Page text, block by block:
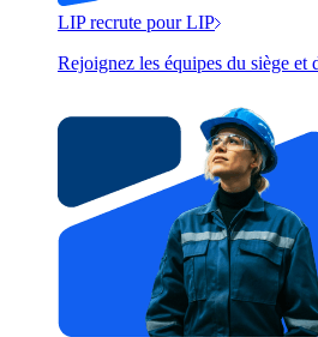
LIP recrute pour LIP
Rejoignez les équipes du siège et